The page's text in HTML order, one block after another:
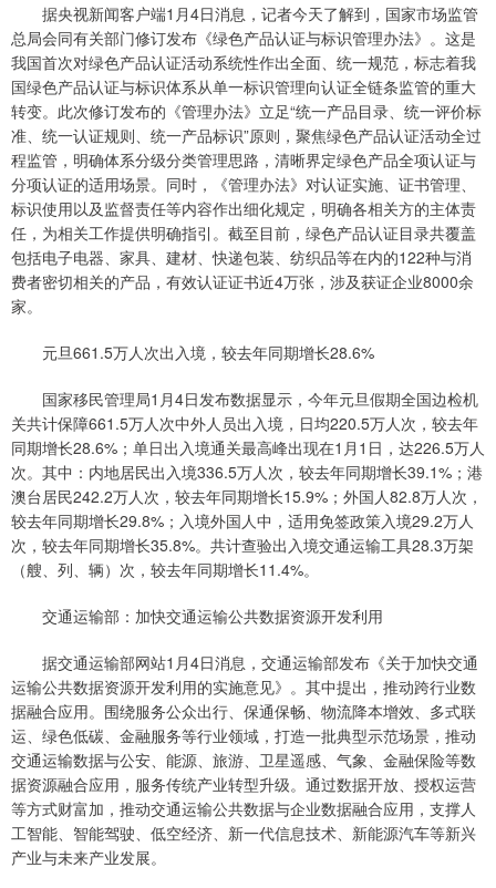
据央视新闻客户端1月4日消息，记者今天了解到，国家市场监管
总局会同有关部门修订发布《绿色产品认证与标识管理办法》。这是
我国首次对绿色产品认证活动系统性作出全面、统一规范，标志着我
国绿色产品认证与标识体系从单一标识管理向认证全链条监管的重大
转变。此次修订发布的《管理办法》立足“统一产品目录、统一评价标
准、统一认证规则、统一产品标识”原则，聚焦绿色产品认证活动全过
程监管，明确体系分级分类管理思路，清晰界定绿色产品全项认证与
分项认证的适用场景。同时，《管理办法》对认证实施、证书管理、
标识使用以及监督责任等内容作出细化规定，明确各相关方的主体责
任，为相关工作提供明确指引。截至目前，绿色产品认证目录共覆盖
包括电子电器、家具、建材、快递包装、纺织品等在内的122种与消
费者密切相关的产品，有效认证证书近4万张，涉及获证企业8000余
家。
元旦661.5万人次出入境，较去年同期增长28.6%
国家移民管理局1月4日发布数据显示，今年元旦假期全国边检机
关共计保障661.5万人次中外人员出入境，日均220.5万人次，较去年
同期增长28.6%；单日出入境通关最高峰出现在1月1日，达226.5万人
次。其中：内地居民出入境336.5万人次，较去年同期增长39.1%；港
澳台居民242.2万人次，较去年同期增长15.9%；外国人82.8万人次，
较去年同期增长29.8%；入境外国人中，适用免签政策入境29.2万人
次，较去年同期增长35.8%。共计查验出入境交通运输工具28.3万架
（艘、列、辆）次，较去年同期增长11.4%。
交通运输部：加快交通运输公共数据资源开发利用
据交通运输部网站1月4日消息，交通运输部发布《关于加快交通
运输公共数据资源开发利用的实施意见》。其中提出，推动跨行业数
据融合应用。围绕服务公众出行、保通保畅、物流降本增效、多式联
运、绿色低碳、金融服务等行业领域，打造一批典型示范场景，推动
交通运输数据与公安、能源、旅游、卫星遥感、气象、金融保险等数
据资源融合应用，服务传统产业转型升级。通过数据开放、授权运营
等方式财富加，推动交通运输公共数据与企业数据融合应用，支撑人
工智能、智能驾驶、低空经济、新一代信息技术、新能源汽车等新兴
产业与未来产业发展。